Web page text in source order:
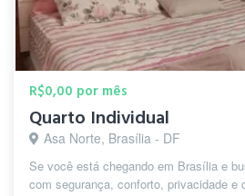
R$0,00 por mês
Quarto Individual
Asa Norte, Brasília - DF
Se você está chegando em Brasília e
com segurança, conforto, privacidade e